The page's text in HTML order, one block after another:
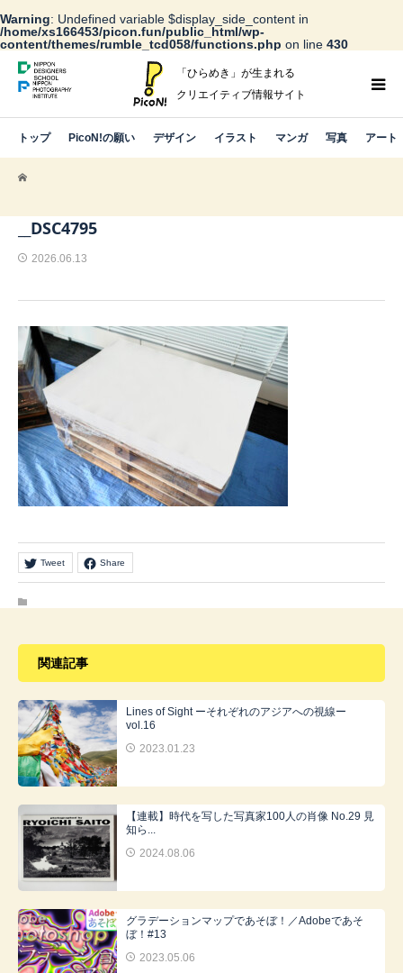
Warning: Undefined variable $display_side_content in
/home/xs166453/picon.fun/public_html/wp-
content/themes/rumble_tcd058/functions.php on line 430
「ひらめき」が生まれる
クリエイティブ情報サイト
トップ PicoN!の願い デザイン イラスト マンガ 写真 アート
__DSC4795
2026.06.13
Tweet Share
関連記事
Lines of Sight ーそれぞれのアジアへの視線ー
vol.16
2023.01.23
【連載】時代を写した写真家100人の肖像 No.29 見
知ら...
2024.08.06
グラデーションマップであそぼ！／Adobeであそ
ぼ！#13
2023.05.06